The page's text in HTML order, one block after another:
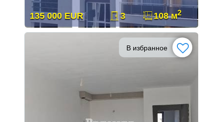
135 000 EUR 3 108 м2
В избранное